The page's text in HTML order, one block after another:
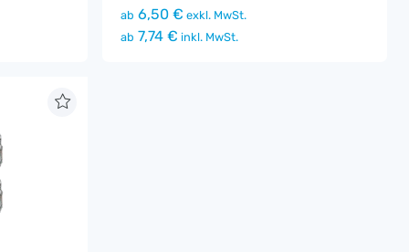
ab 6,50 € exkl. MwSt.
ab 7,74 € inkl. MwSt.